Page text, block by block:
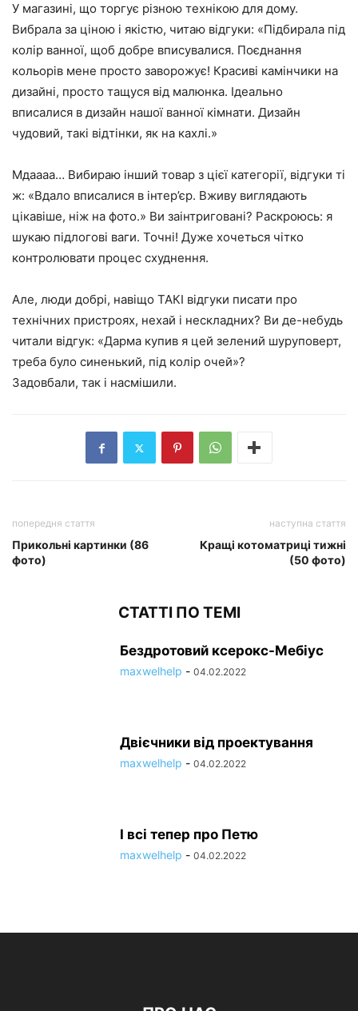
У магазині, що торгує різною технікою для дому.
Вибрала за ціною і якістю, читаю відгуки: «Підбирала під
колір ванної, щоб добре вписувалися. Поєднання
кольорів мене просто заворожує! Красиві камінчики на
дизайні, просто тащуся від малюнка. Ідеально
вписалися в дизайн нашої ванної кімнати. Дизайн
чудовий, такі відтінки, як на кахлі.»
Мдаааа… Вибираю інший товар з цієї категорії, відгуки ті
ж: «Вдало вписалися в інтер’єр. Вживу виглядають
цікавіше, ніж на фото.» Ви заінтриговані? Раскроюсь: я
шукаю підлогові ваги. Точні! Дуже хочеться чітко
контролювати процес схуднення.
Але, люди добрі, навіщо ТАКІ відгуки писати про
технічних пристроях, нехай і нескладних? Ви де-небудь
читали відгук: «Дарма купив я цей зелений шуруповерт,
треба було синенький, під колір очей»?
Задовбали, так і насмішили.
попередня стаття
Прикольні картинки (86
фото)
наступна стаття
Кращі котоматриці тижні
(50 фото)
СТАТТІ ПО ТЕМІ
Бездротовий ксерокс-Мебіус
maxwelhelp - 04.02.2022
Двієчники від проектування
maxwelhelp - 04.02.2022
І всі тепер про Петю
maxwelhelp - 04.02.2022